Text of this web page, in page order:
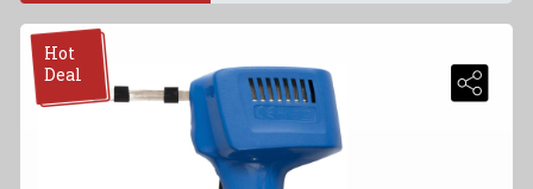
Hot
Deal